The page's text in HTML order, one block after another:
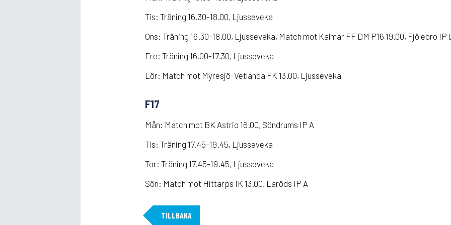
Tis: Träning 16.30-18.00, Ljusseveka
Ons: Träning 16.30-18.00, Ljusseveka, Match mot Kalmar FF DM P16 19.00, Fjölebro IP
Fre: Träning 16.00-17.30, Ljusseveka
Lör: Match mot Myresjö-Vetlanda FK 13.00, Ljusseveka
F17
Mån: Match mot BK Astrio 16.00, Söndrums IP A
Tis: Träning 17.45-19.45, Ljusseveka
Tor: Träning 17.45-19.45, Ljusseveka
Sön: Match mot Hittarps IK 13.00, Laröds IP A
TILLBAKA